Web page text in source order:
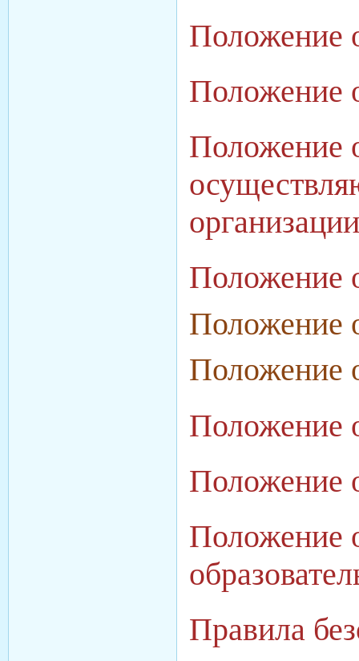
Положение
Положение
Положение
Положение
Положение
Положение
Положение
Положение
Положение
Правила